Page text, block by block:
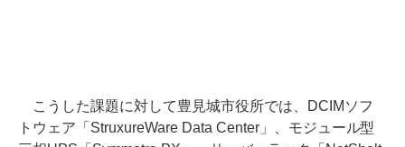
こうした課題に対して豊見城市役所では、DCIMソフ
トウェア「StruxureWare Data Center」、モジュール型